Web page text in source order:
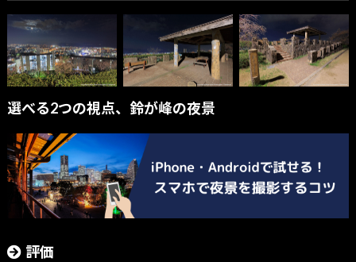
選べる2つの視点、鈴が峰の夜景
評価